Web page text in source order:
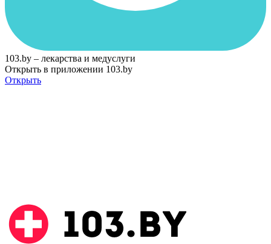
103.by – лекарства и медуслуги
Открыть в приложении 103.by
Открыть